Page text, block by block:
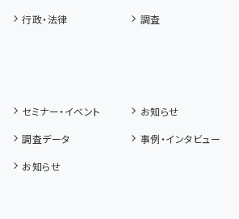
行政・法律
調査
セミナー・イベント
お知らせ
調査データ
事例・インタビュー
お知らせ